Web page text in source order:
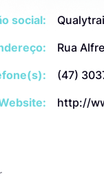
social:
Rua
(47)
http://